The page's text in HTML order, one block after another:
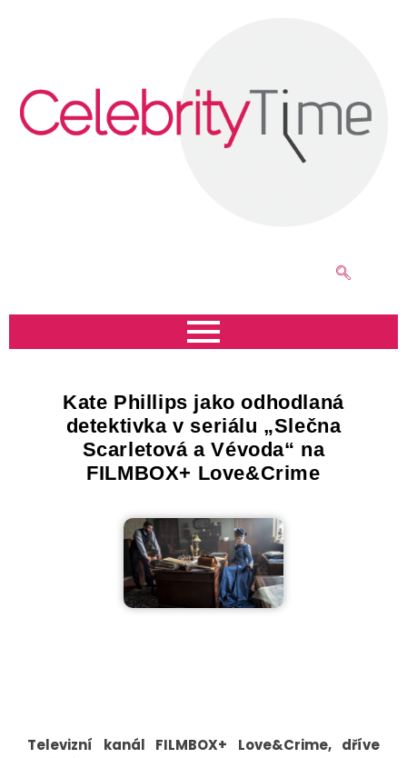
Kate Phillips jako odhodlaná
detektivka v seriálu „Slečna
Scarletová a Vévoda“ na
FILMBOX+ Love&Crime
Televizní kanál FILMBOX+ Love&Crime, dříve